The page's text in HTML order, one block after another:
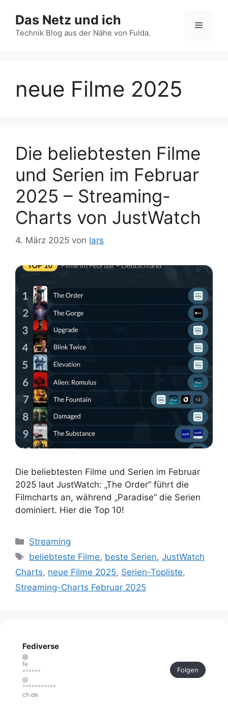
Inhalt
springen
Das Netz und ich
Technik Blog aus der Nähe von Fulda.
Menü
neue Filme 2025
Die beliebtesten Filme
und Serien im Februar
2025 – Streaming-
Charts von JustWatch
4. März 2025 von lars
Die beliebtesten Filme und Serien im Februar
2025 laut JustWatch: „The Order“ führt die
Filmcharts an, während „Paradise“ die Serien
dominiert. Hier die Top 10!
Kategorien
Streaming
Schlagwörter
beliebteste Filme, beste Serien,JustWatch
Charts, neue Filme 2025, Serien-Topliste,
Streaming-Charts Februar 2025
Fediverse
@
fe
******
@
***********
ch.de
Folgen